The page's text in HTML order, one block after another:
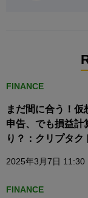
FINANCE
まだ間に合う！仮
申告、でも損益計
り？：クリプタク
2025年3月7日 11:30
FINANCE